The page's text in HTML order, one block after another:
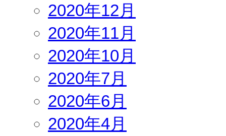
2020年12月
2020年11月
2020年10月
2020年7月
2020年6月
2020年4月